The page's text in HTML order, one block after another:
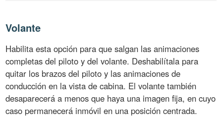
Volante
Habilita esta opción para que salgan las animaciones
completas del piloto y del volante. Deshabilítala para
quitar los brazos del piloto y las animaciones de
conducción en la vista de cabina. El volante también
desaparecerá a menos que haya una imagen fija, en cuyo
caso permanecerá inmóvil en una posición centrada.